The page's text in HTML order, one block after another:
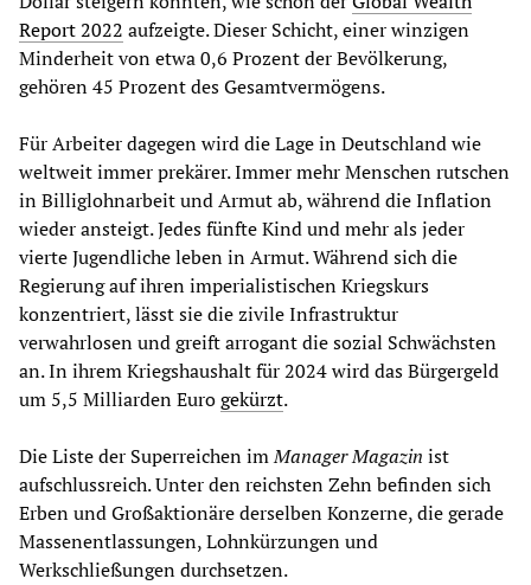
Report 2022 aufzeigte. Dieser Schicht, einer winzigen
Minderheit von etwa 0,6 Prozent der Bevölkerung,
gehören 45 Prozent des Gesamtvermögens.
Für Arbeiter dagegen wird die Lage in Deutschland wie
weltweit immer prekärer. Immer mehr Menschen rutschen
in Billiglohnarbeit und Armut ab, während die Inflation
wieder ansteigt. Jedes fünfte Kind und mehr als jeder
vierte Jugendliche leben in Armut. Während sich die
Regierung auf ihren imperialistischen Kriegskurs
konzentriert, lässt sie die zivile Infrastruktur
verwahrlosen und greift arrogant die sozial Schwächsten
an. In ihrem Kriegshaushalt für 2024 wird das Bürgergeld
um 5,5 Milliarden Eurogekürzt.
Die Liste der Superreichen imManager Magazin ist
aufschlussreich. Unter den reichsten Zehn befinden sich
Erben und Großaktionäre derselben Konzerne, die gerade
Massenentlassungen, Lohnkürzungen und
Werkschließungen durchsetzen.